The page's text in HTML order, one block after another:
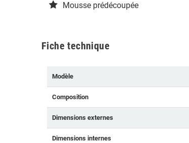
Mousse prédécoupée
Fiche technique
Modèle
Composition
Dimensions externes
Dimensions internes